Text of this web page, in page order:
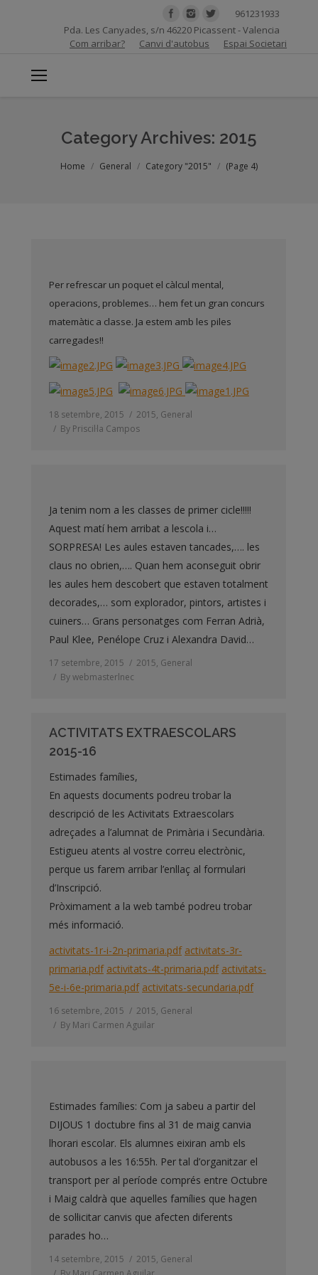
961231933
Pda. Les Canyades, s/n 46220 Picassent - Valencia
Com arribar?
Canvi d'autobus Espai Societari
Category Archives: 2015
You are here:
Home General Category "2015" (Page 4)
Per refrescar un poquet el càlcul mental,
operacions, problemes… hem fet un gran concurs
matemàtic a classe. Ja estem amb les piles
carregades!!
18 setembre, 2015 2015, General
By Priscil·la Campos
Ja tenim nom a les classes de primer cicle!!!!!
Aquest matí hem arribat a lescola i…
SORPRESA! Les aules estaven tancades,…. les
claus no obrien,…. Quan hem aconseguit obrir
les aules hem descobert que estaven totalment
decorades,… som explorador, pintors, artistes i
cuiners… Grans personatges com Ferran Adrià,
Paul Klee, Penélope Cruz i Alexandra David…
17 setembre, 2015 2015, General
Bywebmasterlnec
ACTIVITATS EXTRAESCOLARS
2015-16
Estimades famílies,
En aquests documents podreu trobar la
descripció de les Activitats Extraescolars
adreçades a l’alumnat de Primària i Secundària.
Estigueu atents al vostre correu electrònic,
perque us farem arribar l’enllaç al formulari
d’Inscripció.
Pròximament a la web també podreu trobar
més informació.
activitats-1r-i-2n-primaria.pdf activitats-3r-
primaria.pdf activitats-4t-primaria.pdf activitats-
5e-i-6e-primaria.pdf activitats-secundaria.pdf
16 setembre, 2015 2015, General
By Mari Carmen Aguilar
Estimades famílies: Com ja sabeu a partir del
DIJOUS 1 doctubre fins al 31 de maig canvia
lhorari escolar. Els alumnes eixiran amb els
autobusos a les 16:55h. Per tal d’organitzar el
transport per al període comprés entre Octubre
i Maig caldrà que aquelles famílies que hagen
de sol·licitar canvis que afecten diferents
parades ho…
14 setembre, 2015 2015, General